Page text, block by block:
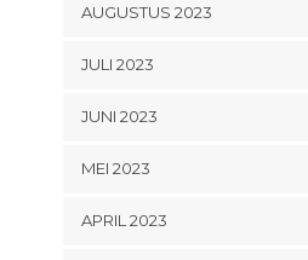
AUGUSTUS 2023
JULI 2023
JUNI 2023
MEI 2023
APRIL 2023